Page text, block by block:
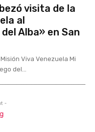
visita de la
al
Alba» en San
Viva Venezuela Mi
del...
-